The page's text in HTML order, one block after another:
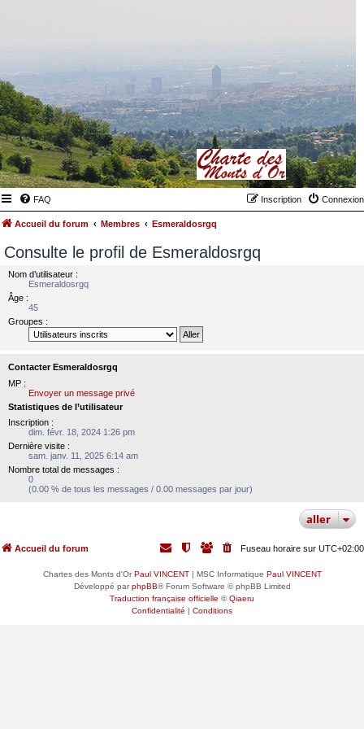
FAQ Connexion
Inscription
Accueil du forum Membres Esmeraldosrgq
Consulte le profil de Esmeraldosrgq
Nom d’utilisateur :
Esmeraldosrgq
Âge :
45
Groupes :
Contacter Esmeraldosrgq
MP :
Envoyer un message privé
Statistiques de l’utilisateur
Inscription :
dim. févr. 18, 2024 1:26 pm
Dernière visite :
sam. janv. 11, 2025 6:14 am
Nombre total de messages :
0
(0.00 % de tous les messages / 0.00 messages par jour)
aller
Accueil du forum Fuseau horaire sur UTC+02:00
Chartes des Monts d'OrPaul VINCENT| MSC Informatique Paul VINCENT
Développé parphpBB® Forum Software © phpBB Limited
Traduction française officielle ©Qiaeru
Confidentialité | Conditions